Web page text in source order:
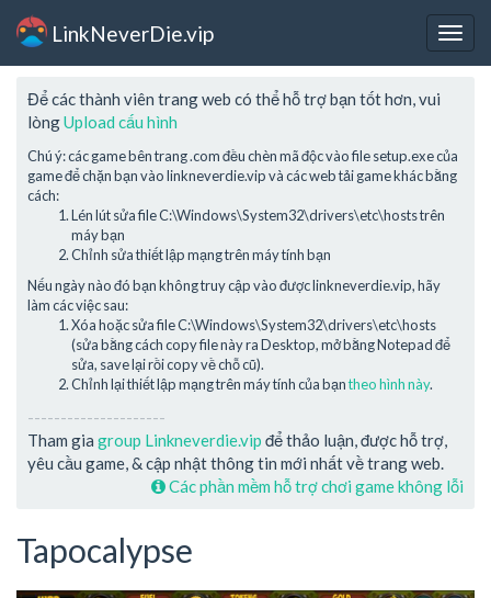
LinkNeverDie.vip
Để các thành viên trang web có thể hỗ trợ bạn tốt hơn, vui
lòngUpload cấu hình
Chú ý: các game bên trang .com đều chèn mã độc vào file setup.exe của
game để chặn bạn vào linkneverdie.vip và các web tải game khác bằng
cách:
Lén lút sửa file C:\Windows\System32\drivers\etc\hosts trên
máy bạn
Chỉnh sửa thiết lập mạng trên máy tính bạn
Nếu ngày nào đó bạn không truy cập vào được linkneverdie.vip, hãy
làm các việc sau:
Xóa hoặc sửa file C:\Windows\System32\drivers\etc\hosts
(sửa bằng cách copy file này ra Desktop, mở bằng Notepad để
sửa, save lại rồi copy về chỗ cũ).
Chỉnh lại thiết lập mạng trên máy tính của bạntheo hình này.
---------------------
Tham gia group Linkneverdie.vip để thảo luận, được hỗ trợ,
yêu cầu game, & cập nhật thông tin mới nhất về trang web.
Các phần mềm hỗ trợ chơi game không lỗi
Tapocalypse